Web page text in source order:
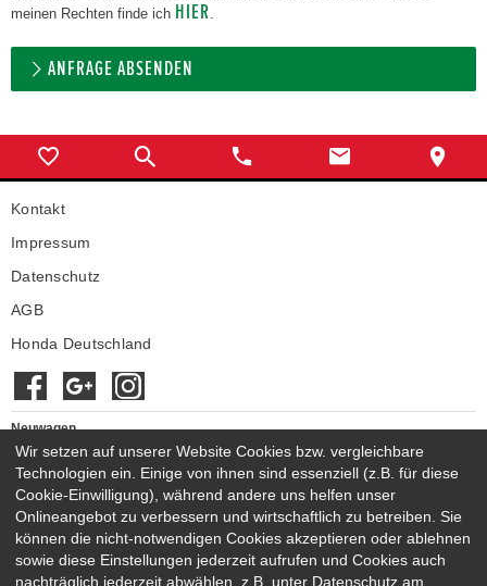
meinen Rechten finde ich HIER
ANFRAGE ABSENDEN
Kontakt
Impressum
Datenschutz
AGB
Honda Deutschland
Neuwagen
Honda Neuwagen
Gebrauchtwagen
Honda Gebrauchtwagen
Honda Vorführwagen
Gesamtbestand
NEUWAGENMODELLE
Wir setzen auf unserer Website Cookies bzw. vergleichbare
Technologien ein. Einige von ihnen sind essenziell (z.B. für diese
Cookie-Einwilligung), während andere uns helfen unser
Onlineangebot zu verbessern und wirtschaftlich zu betreiben. Sie
können die nicht-notwendigen Cookies akzeptieren oder ablehnen
sowie diese Einstellungen jederzeit aufrufen und Cookies auch
nachträglich jederzeit abwählen, z.B. unter Datenschutz am